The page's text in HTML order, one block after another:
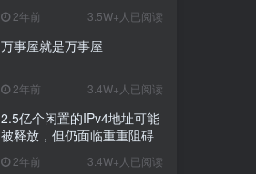
2年前 3.5W+人已阅读
万事屋就是万事屋
2年前 3.4W+人已阅读
2.5亿个闲置的IPv4地址可能
被释放，但仍面临重重阻碍
2年前 3.4W+人已阅读